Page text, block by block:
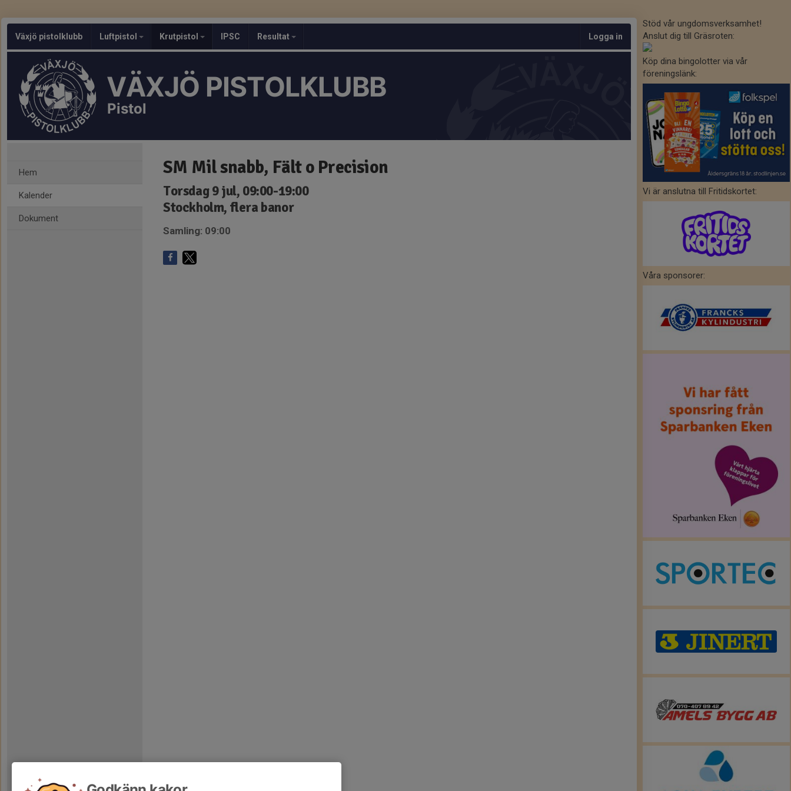
Växjö pistolklubb Luftpistol Krutpistol IPSC Resultat Logga in
VÄXJÖ PISTOLKLUBB
Pistol
Hem
Kalender
Dokument
SM Mil snabb, Fält o Precision
Torsdag 9 jul, 09:00-19:00
Stockholm, flera banor
Samling: 09:00
Stöd vår ungdomsverksamhet!
Anslut dig till Gräsroten:
Köp dina bingolotter via vår
föreningslänk:
Vi är anslutna till Fritidskortet:
Våra sponsorer: